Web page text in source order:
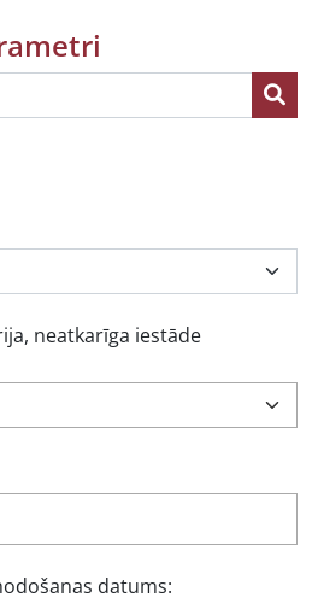
neatkarīga iestāde
datums: